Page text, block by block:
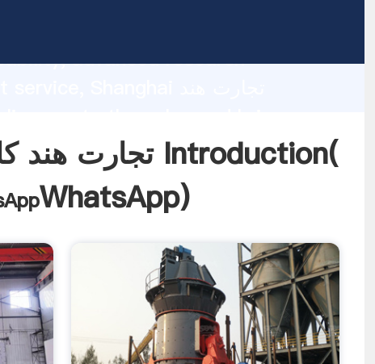
advanced research
تجارت هند کارخانه سنگ تراش Introduction(
WhatsApp)